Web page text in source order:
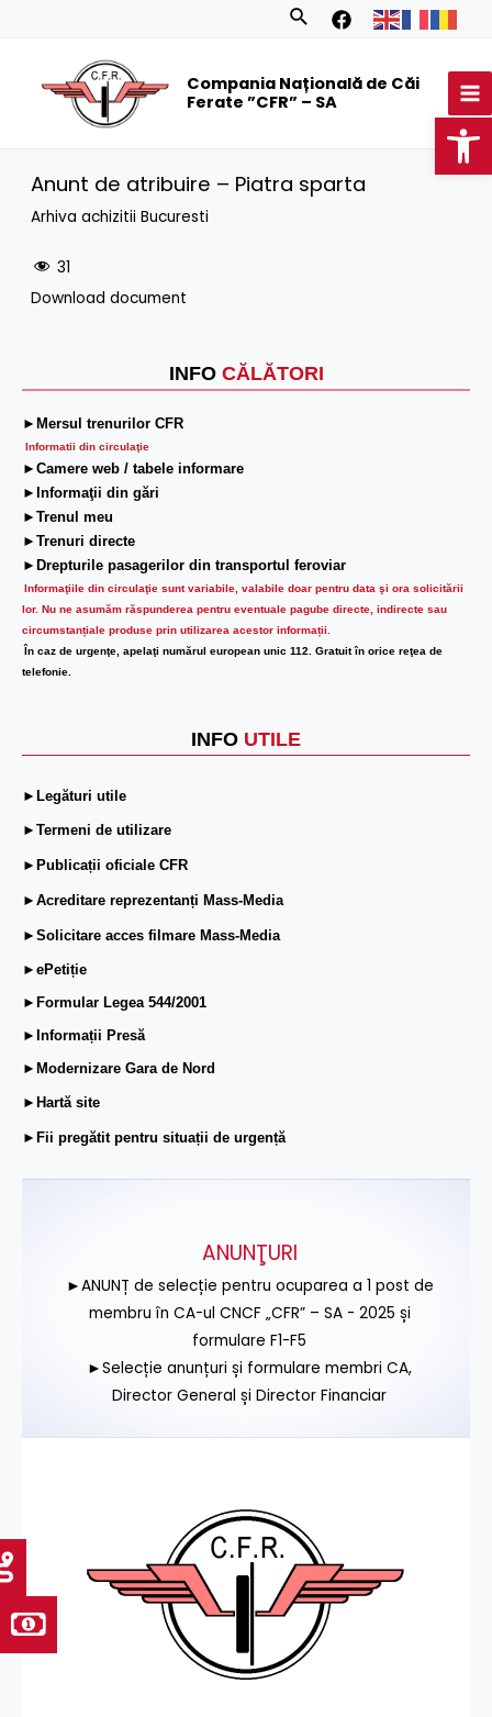
Search
Compania Națională de Căi
Ferate ”CFR” – SA
INFO CĂLĂTORI
►Mersul trenurilor CFR
Informatii din circulaţie
►Camere web / tabele informare
►Informaţii din gări
►Trenul meu
►Trenuri directe
►Drepturile pasagerilor din transportul feroviar
Informaţiile din circulaţie sunt variabile, valabile doar pentru data şi ora solicitării
lor. Nu ne asumăm răspunderea pentru eventuale pagube directe, indirecte sau
circumstanțiale produse prin utilizarea acestor informații.
În caz de urgenţe, apelaţi numărul european unic 112. Gratuit în orice reţea de
telefonie.
INFO UTILE
►Legături utile
►Termeni de utilizare
►Publicații oficiale CFR
►Acreditare reprezentanți Mass-Media
►Solicitare acces filmare Mass-Media
►ePetiție
►Formular Legea 544/2001
►Informații Presă
►Modernizare Gara de Nord
►Hartă site
►Fii pregătit pentru situații de urgență
Anunt de atribuire – Piatra sparta
Arhiva achizitii Bucuresti
31
Download document
ANUNŢURI
►ANUNȚ de selecție pentru ocuparea a 1 post de
membru în CA-ul CNCF „CFR” – SA - 2025 și
formulare F1-F5
►Selecție anunțuri și formulare membri CA,
Director General și Director Financiar